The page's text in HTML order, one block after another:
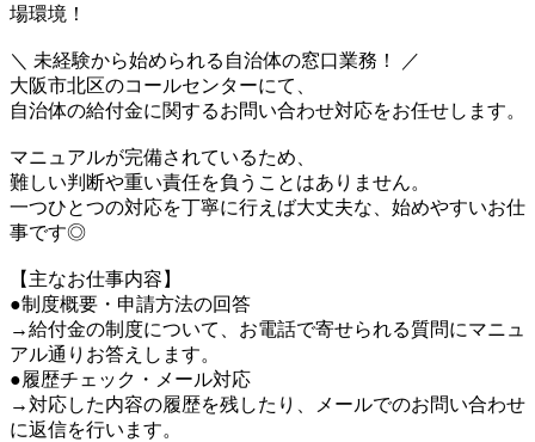
場環境！
＼ 未経験から始められる自治体の窓口業務！ ／
大阪市北区のコールセンターにて、
自治体の給付金に関するお問い合わせ対応をお任せします。
マニュアルが完備されているため、
難しい判断や重い責任を負うことはありません。
一つひとつの対応を丁寧に行えば大丈夫な、始めやすいお仕
事です◎
【主なお仕事内容】
●制度概要・申請方法の回答
→給付金の制度について、お電話で寄せられる質問にマニュ
アル通りお答えします。
●履歴チェック・メール対応
→対応した内容の履歴を残したり、メールでのお問い合わせ
に返信を行います。